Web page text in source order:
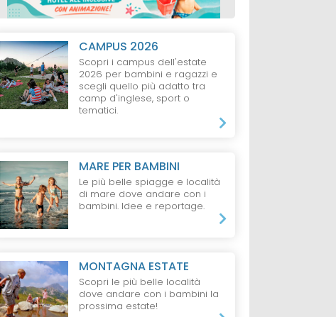
TRAPANI HOTEL BRENTONICO
CAMPUS 2026
Scopri i campus dell'estate
2026 per bambini e ragazzi e
scegli quello più adatto tra
camp d'inglese, sport o
tematici.
MARE PER BAMBINI
Le più belle spiagge e località
di mare dove andare con i
bambini. Idee e reportage.
MONTAGNA ESTATE
Scopri le più belle località
dove andare con i bambini la
prossima estate!